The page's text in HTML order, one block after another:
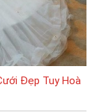
Đẹp Tuy Hoà